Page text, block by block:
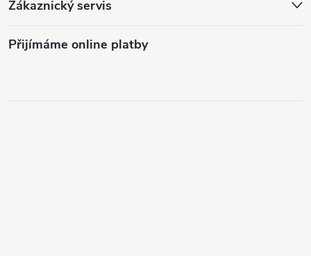
Zákaznický servis
Přijímáme online platby